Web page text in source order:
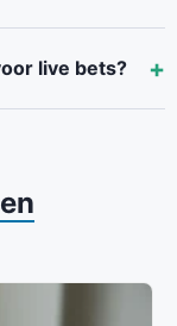
live bets?